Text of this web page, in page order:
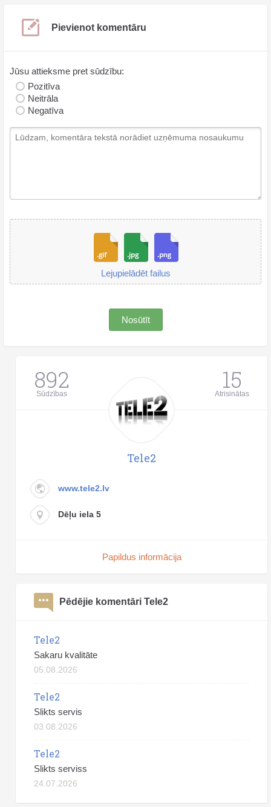
Pievienot komentāru
Jūsu attieksme pret sūdzību:
Pozitīva
Neitrāla
Negatīva
Lejupielādēt failus
Nosūtīt
892
Sūdzības 15
Atrisinātas
Tele2
www.tele2.lv
Dēļu iela 5
Papildus informācija
Pēdējie komentāri Tele2
Tele2
Sakaru kvalitāte
05.08.2026
Tele2
Slikts servis
03.08.2026
Tele2
Slikts serviss
24.07.2026